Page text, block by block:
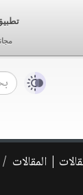
| المقالات